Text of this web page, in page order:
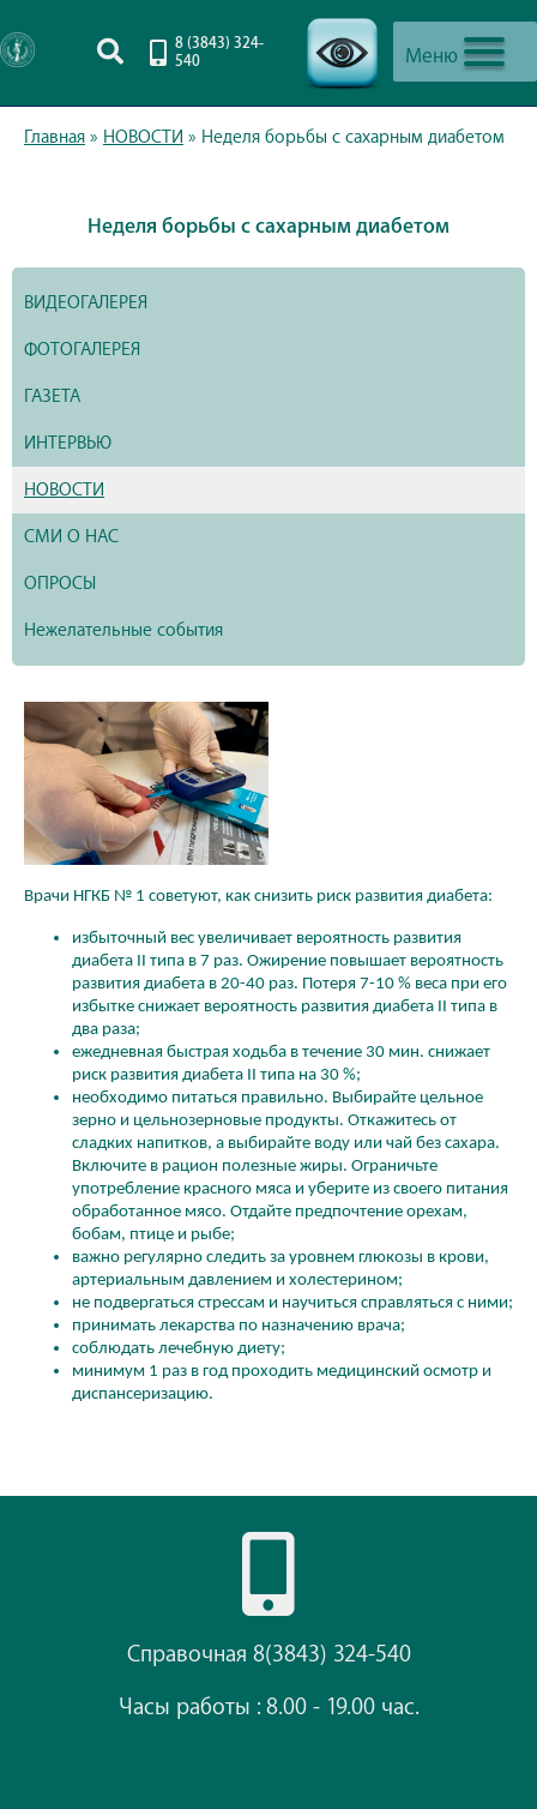
Меню
8 (3843) 324-
540
Главная » НОВОСТИ » Неделя борьбы с сахарным диабетом
Неделя борьбы с сахарным диабетом
ВИДЕОГАЛЕРЕЯ
ФОТОГАЛЕРЕЯ
ГАЗЕТА
ИНТЕРВЬЮ
НОВОСТИ
СМИ О НАС
ОПРОСЫ
Нежелательные события
Врачи НГКБ № 1 советуют, как снизить риск развития диабета:
избыточный вес увеличивает вероятность развития
диабета II типа в 7 раз. Ожирение повышает вероятность
развития диабета в 20-40 раз. Потеря 7-10 % веса при его
избытке снижает вероятность развития диабета II типа в
два раза;
ежедневная быстрая ходьба в течение 30 мин. снижает
риск развития диабета II типа на 30 %;
необходимо питаться правильно. Выбирайте цельное
зерно и цельнозерновые продукты. Откажитесь от
сладких напитков, а выбирайте воду или чай без сахара.
Включите в рацион полезные жиры. Ограничьте
употребление красного мяса и уберите из своего питания
обработанное мясо. Отдайте предпочтение орехам,
бобам, птице и рыбе;
важно регулярно следить за уровнем глюкозы в крови,
артериальным давлением и холестерином;
не подвергаться стрессам и научиться справляться с ними;
принимать лекарства по назначению врача;
соблюдать лечебную диету;
минимум 1 раз в год проходить медицинский осмотр и
диспансеризацию.
Справочная 8(3843) 324-540
Часы работы : 8.00 - 19.00 час.